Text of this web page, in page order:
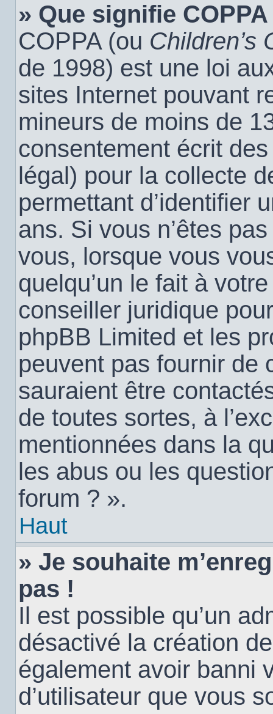
» Que signifie
COPPA (ou Children’s
de 1998) est une loi
sites Internet pouvant
mineurs de moins de
consentement écrit
légal) pour la collecte
permettant d’identifier
ans. Si vous n’êtes
vous, lorsque vous
quelqu’un le fait à
conseiller juridique
phpBB Limited et les
peuvent pas fournir de
sauraient être
de toutes sortes, à
mentionnées dans la
les abus ou les
forum ? ».
Haut
» Je souhaite
pas !
Il est possible qu’un
désactivé la création
également avoir banni
d’utilisateur que vous